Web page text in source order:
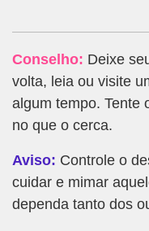
Conselho: Deixe
volta, leia ou visite
algum tempo. Tente
no que o cerca.
Aviso: Controle o
cuidar e mimar
dependa tanto dos